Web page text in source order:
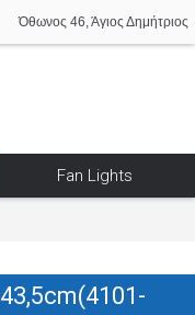
Όθωνος 46, Άγιος Δημήτριος
Fan Lights